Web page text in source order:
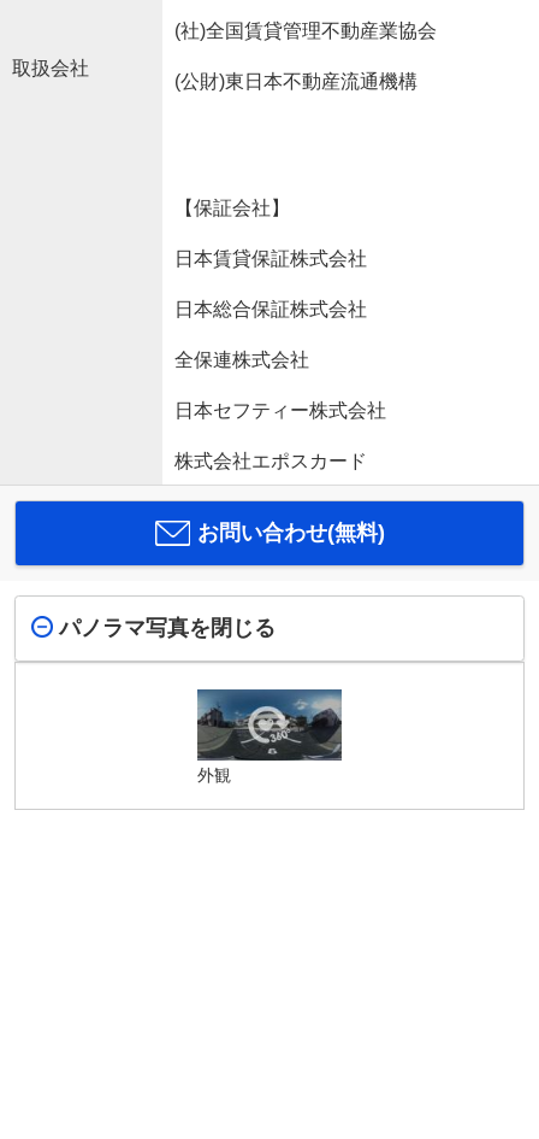
取扱会社
(社)全国賃貸管理不動産業協会
(公財)東日本不動産流通機構
【保証会社】
日本賃貸保証株式会社
日本総合保証株式会社
全保連株式会社
日本セフティー株式会社
株式会社エポスカード
お問い合わせ(無料)
パノラマ写真を閉じる
外観